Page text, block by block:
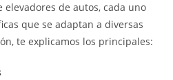
de autos, cada uno
que se adaptan a diversas
te explicamos los principales: